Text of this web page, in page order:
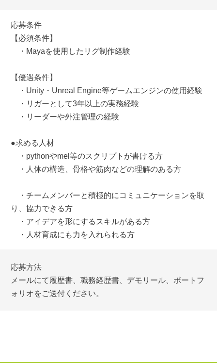
応募条件
【必須条件】
・Mayaを使用したリグ制作経験
【優遇条件】
・Unity・Unreal Engine等ゲームエンジンの使用経験
・リガーとして3年以上の実務経験
・リーダーや外注管理の経験
●求める人材
・pythonやmel等のスクリプトが書ける方
・人体の構造、骨格や筋肉などの理解のある方
・チームメンバーと積極的にコミュニケーションを取
り、協力できる方
・アイデアを形にするスキルがある方
・人材育成にも力を入れられる方
応募方法
メールにて履歴書、職務経歴書、デモリール、ポートフ
ォリオをご送付ください。